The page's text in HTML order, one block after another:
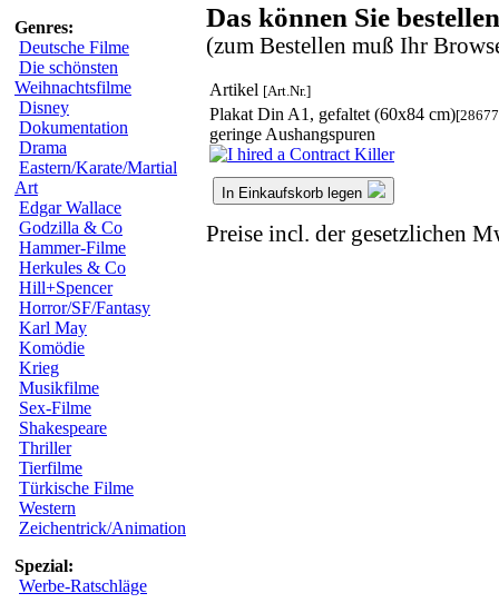
Genres:
Deutsche Filme
Die schönsten
Weihnachtsfilme
Disney
Dokumentation
Drama
Eastern/Karate/Martial
Art
Edgar Wallace
Godzilla & Co
Hammer-Filme
Herkules & Co
Hill+Spencer
Horror/SF/Fantasy
Karl May
Komödie
Krieg
Musikfilme
Sex-Filme
Shakespeare
Thriller
Tierfilme
Türkische Filme
Western
Zeichentrick/Animation
Spezial:
Werbe-Ratschläge
Das können Sie
(zum Bestellen muß Ihr
Artikel [Art.Nr.]
Plakat Din A1, gefaltet (60x84 cm)
geringe Aushangspuren
In Einkaufskorb legen
Preise incl. der gesetzlichen